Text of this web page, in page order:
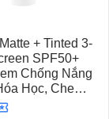
+ Tinted 3-
SPF50+
Chống Nắng
Học, Che